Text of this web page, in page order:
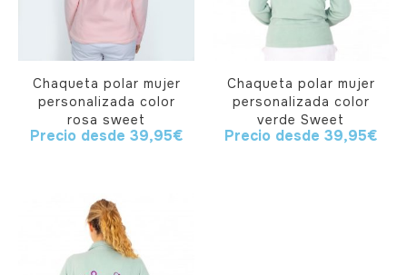
Chaqueta polar mujer
personalizada color
rosa sweet
Precio desde 39,95€
Chaqueta polar mujer
personalizada color
verde Sweet
Precio desde 39,95€